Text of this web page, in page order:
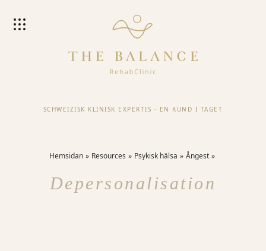
SCHWEIZISK KLINISK EXPERTIS · EN KUND I TAGET
Hemsidan Resources Psykisk hälsa Ångest
Depersonalisation